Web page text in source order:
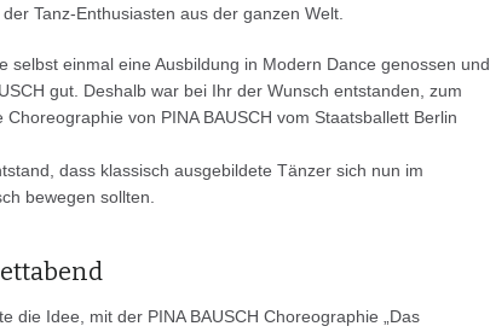
Tanz-Enthusiasten aus der ganzen Welt.
selbst einmal eine Ausbildung in Modern Dance genossen und
gut. Deshalb war bei Ihr der Wunsch entstanden, zum
von PINA BAUSCH vom Staatsballett Berlin
dass klassisch ausgebildete Tänzer sich nun im
bewegen sollten.
die Idee, mit der PINA BAUSCH Choreographie „Das